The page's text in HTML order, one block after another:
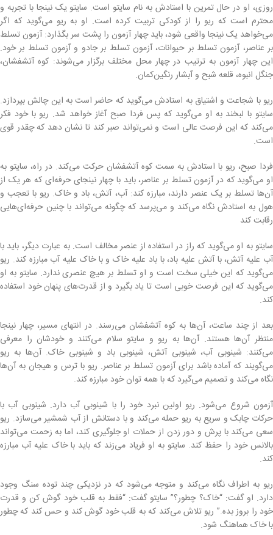
روزی، او در حال تمرین با استادش به نام سایتو است. سایتو یک نینجا با تجربه و
محترم است که ریو را از کودکی تربیت کرده است. او به ریو می‌گوید که اگر
می‌خواهد یک نینجا واقعی شود، باید چهار آزمون را پشت سر بگذارد: آزمون تسلط
بر عناصر، آزمون تسلط بر حیوانات، آزمون تسلط بر جادو و آزمون تسلط بر خود.
این چهار آزمون به ترتیب در چهار محل مختلف برگزار می‌شوند: کوه آتشفشان،
جنگل انبوه، قلعه شبح و آبشار رنگین‌کمان.
ریو با شجاعت و اشتیاق به استادش می‌گوید که حاضر است به این چالش بپردازد.
سایتو با لبخند به او می‌گوید که پس فردا صبح آغاز خواهد شد. ریو با خود فکر
می‌کند که این فرصت عالی است و نمی‌تواند صبر کند تا نشان دهد که چقدر قوی
است.
فردا صبح، ریو با استادش به سمت کوه آتشفشان حرکت می‌کند. در راه، سایتو به
او می‌گوید که در آزمون تسلط بر عناصر، باید با چهار نینجای حرفه‌ای که هر یک از
آن‌ها تسلط بر یک عنصر دارند، مبارزه کند: آب، آتش، باد و خاک. ریو با تعجب و
هول به استادش نگاه می‌کند و می‌پرسد که چگونه می‌تواند با چنین حرفه‌ای‌هایی
رقابت کند
سایتو به او می‌گوید که راز در استفاده از عنصر مخالف است. به عبارت دیگر، باید با
آب علیه آتش، با آتش علیه باد، با باد علیه خاک و با خاک علیه آب مبارزه کند. ریو
می‌گوید که این خیلی سخت است و او تسلط بر هیچ عنصری ندارد. سایتو به او
می‌گوید که این فرصت خوبی است تا یاد بگیرد و از قدرت‌های پنهان خود استفاده
کند.
بعد از چند ساعت، آن‌ها به کوه آتشفشان می‌رسند. در انتهای مسیر، چهار نینجا
منتظر آن‌ها هستند. آن‌ها به ریو و سایتو سلام می‌کنند و خودشان را معرفی
می‌کنند: شینوبی آب، شینوبی آتش، شینوبی باد و شینوبی خاک. آن‌ها به ریو
می‌گویند که آماده باشد برای آزمون تسلط بر عناصر. ریو با ترس و هیجان به آن‌ها
نگاه می‌کند و تصمیم می‌گیرد که با همه توان خود مبارزه کند.
آزمون شروع می‌شود. ریو اولین نبرد خود را با شینوبی آب دارد. شینوبی آب با
حرکات چابک و سریع به ریو حمله می‌کند و با دستانش از آب شمشیر می‌سازد. ریو
سعی می‌کند با پرش و دور زدن از حملات او جلوگیری کند، اما به زحمت می‌تواند
بالانس خود را حفظ کند. سایتو به او فریاد می‌زند که باید با خاک علیه آب مبارزه
کند.
ریو به اطراف نگاه می‌کند و متوجه می‌شود که در نزدیکی چند توده سنگ وجود
دارد. او گفت: “خاک؟ چطور؟” سایتو گفت: “فقط به قلب خود گوش کن و قدرت
خود را بروز بده.” ریو تلاش می‌کند که به قلب خود گوش کند و حس کند که چطور
با خاک هماهنگ شود.